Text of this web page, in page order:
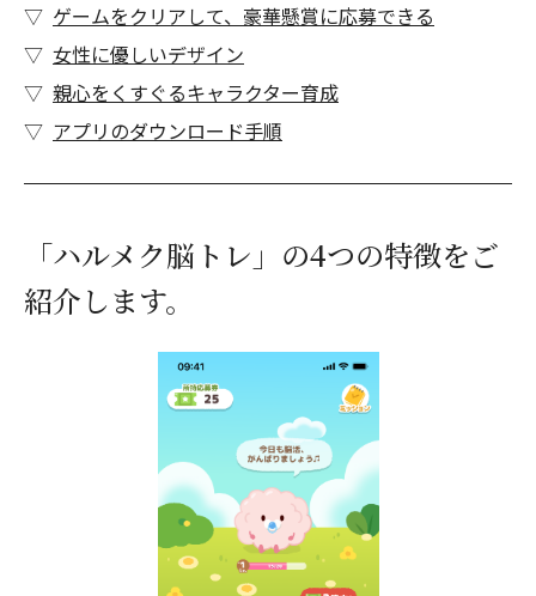
ゲームをクリアして、豪華懸賞に応募できる
女性に優しいデザイン
親心をくすぐるキャラクター育成
アプリのダウンロード手順
「ハルメク脳トレ」の4つの特徴をご
紹介します。